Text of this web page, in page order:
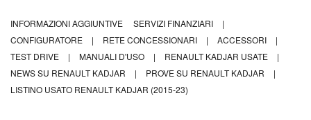
INFORMAZIONI AGGIUNTIVE SERVIZI FINANZIARI
|
CONFIGURATORE
| RETE CONCESSIONARI | ACCESSORI
|
TEST DRIVE
| MANUALI D'USO | RENAULT KADJAR USATE
|
NEWS SU RENAULT KADJAR
| PROVE SU RENAULT KADJAR
|
LISTINO USATO RENAULT KADJAR (2015-23)